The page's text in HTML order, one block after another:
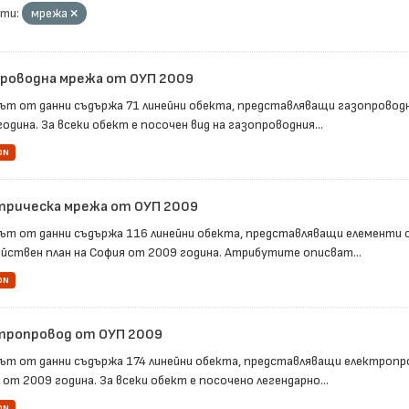
мрежа
мрежа от ОУП 2009
от данни съдържа 71 линейни обекта, представляващи
За всеки обект е посочен вид на газопроводния...
мрежа от ОУП 2009
от данни съдържа 116 линейни обекта, представляващи
план на София от 2009 година. Атрибутите описват...
от ОУП 2009
от данни съдържа 174 линейни обекта, представляващи
2009 година. За всеки обект е посочено легендарно...